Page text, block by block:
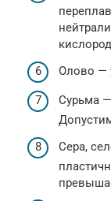
Олово —
Сурьма
Сера,